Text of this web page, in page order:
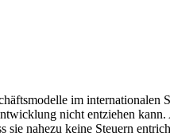
im
nicht entziehen
sie nahezu keine Steuern